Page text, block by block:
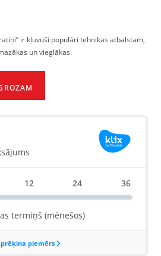
ir kļuvuši populāri tehnikas atbalstam,
un vieglākas.